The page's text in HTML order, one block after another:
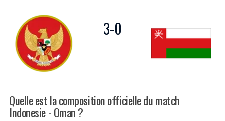
3-0
Quelle est la composition officielle du match
Indonesie - Oman ?